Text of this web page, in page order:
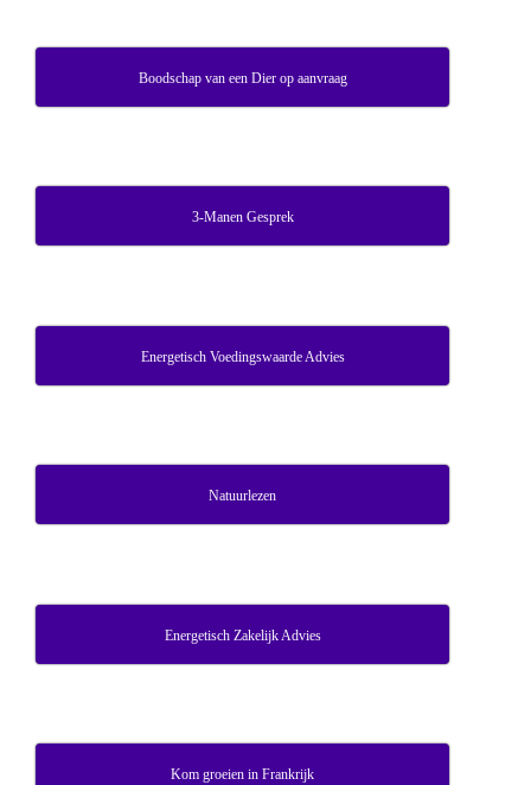
Boodschap van een Dier op aanvraag
3-Manen Gesprek
Energetisch Voedingswaarde Advies
Natuurlezen
Energetisch Zakelijk Advies
Kom groeien in Frankrijk